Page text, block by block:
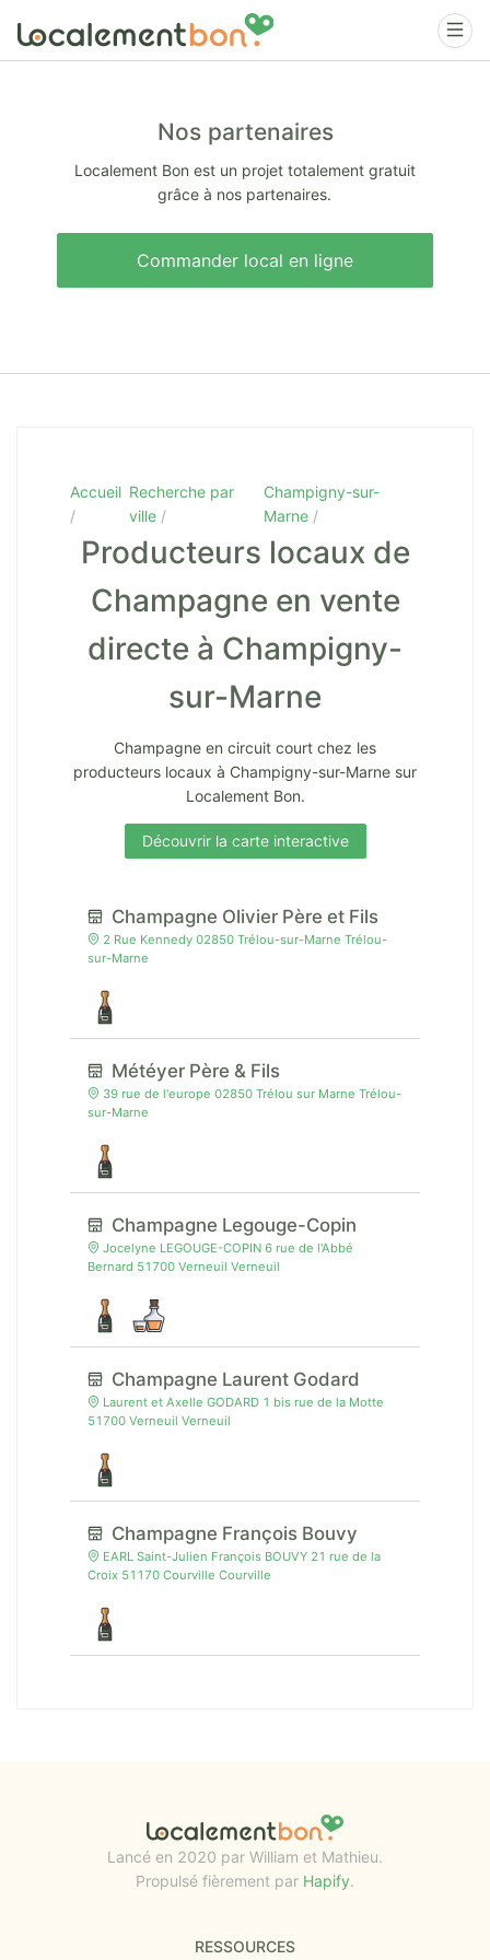
Nos partenaires
Localement Bon est un projet totalement gratuit
grâce à nos partenaires.
Commander local en ligne
Accueil Recherche par
ville
Champigny-sur-
Marne
Producteurs locaux de
Champagne en vente
directe à Champigny-
sur-Marne
Champagne en circuit court chez les
producteurs locaux à Champigny-sur-Marne sur
Localement Bon.
Découvrir la carte interactive
Champagne Olivier Père et Fils
2 Rue Kennedy 02850 Trélou-sur-Marne Trélou-
sur-Marne
Météyer Père & Fils
39 rue de l'europe 02850 Trélou sur Marne Trélou-
sur-Marne
Champagne Legouge-Copin
Jocelyne LEGOUGE-COPIN 6 rue de l'Abbé
Bernard 51700 Verneuil Verneuil
Champagne Laurent Godard
Laurent et Axelle GODARD 1 bis rue de la Motte
51700 Verneuil Verneuil
Champagne François Bouvy
EARL Saint-Julien François BOUVY 21 rue de la
Croix 51170 Courville Courville
Lancé en 2020 par William et Mathieu.
Propulsé fièrement par Hapify.
RESSOURCES